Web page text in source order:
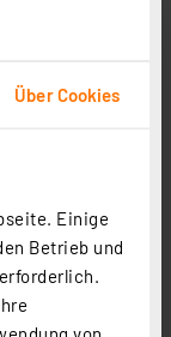
Über Cookies
Einige
Betrieb und
von